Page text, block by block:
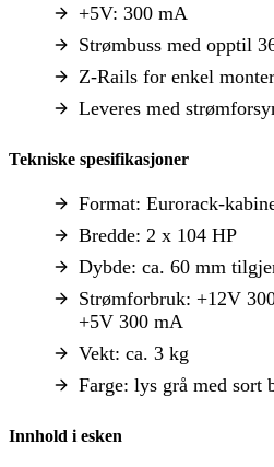
+5V: 300 mA
Strømbuss med opptil
Z-Rails for enkel
Leveres med
Tekniske spesifikasjoner
Format: Eurorack-
Bredde: 2 x 104 HP
Dybde: ca. 60 mm
Strømforbruk: +12V
+5V 300 mA
Vekt: ca. 3 kg
Farge: lys grå med sort
Innhold i esken